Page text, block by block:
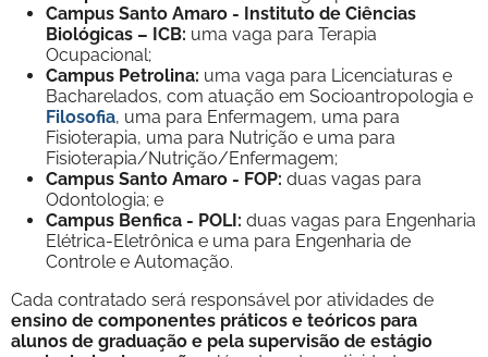
Campus Santo Amaro - Instituto de Ciências
Biológicas – ICB: uma vaga para Terapia
Ocupacional;
Campus Petrolina: uma vaga para Licenciaturas e
Bacharelados, com atuação em Socioantropologia e
Filosofia, uma para Enfermagem, uma para
Fisioterapia, uma para Nutrição e uma para
Fisioterapia/Nutrição/Enfermagem;
Campus Santo Amaro - FOP: duas vagas para
Odontologia; e
Campus Benfica - POLI: duas vagas para Engenharia
Elétrica-Eletrônica e uma para Engenharia de
Controle e Automação.
Cada contratado será responsável por atividades de
ensino de componentes práticos e teóricos para
alunos de graduação e pela supervisão de estágio